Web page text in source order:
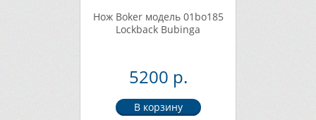
Нож Boker модель 01bo185
Lockback Bubinga
5200 р.